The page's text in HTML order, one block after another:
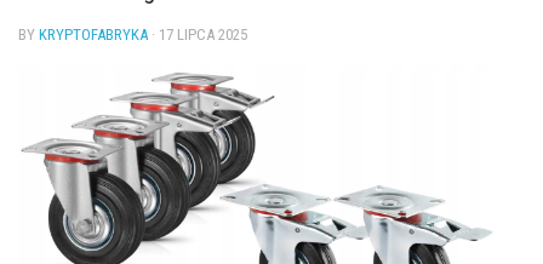
BY KRYPTOFABRYKA · 17 LIPCA 2025